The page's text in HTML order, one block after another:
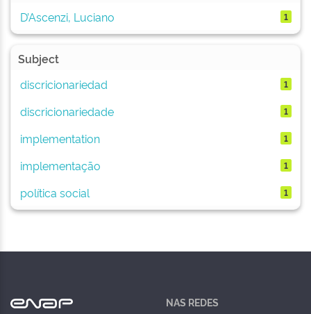
D’Ascenzi, Luciano
1
Subject
discricionariedad
1
discricionariedade 1
implementation 1
implementação 1
política social 1
NAS REDES